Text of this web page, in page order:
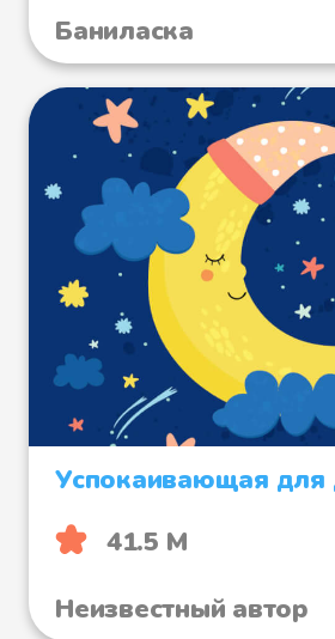
Баниласка
Успокаивающая для
41.5 М
Неизвестный автор